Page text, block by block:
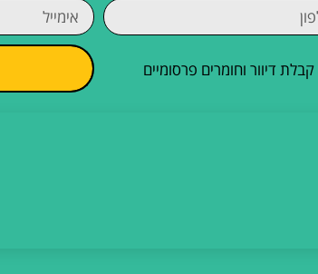
דיוור וחומרים פרסומיים